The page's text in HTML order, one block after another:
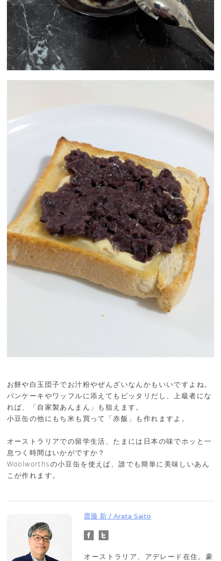
お餅や白玉団子でお汁粉やぜんざいなんかもいいですよね。
パンケーキやワッフルに添えてもピッタリだし、上級者にな
れば、「自家製あんまん」も狙えます。
小豆缶の他にもち米も買って「赤飯」も作れますよ。
オーストラリアでの留学生活、たまには日本の味でホッと一
息つく時間はいかがですか？
Woolworthsの小豆缶を使えば、誰でも簡単に美味しいあん
こが作れます。
齋藤 新 / Arata Saito
オーストラリア、アデレード在住。豪